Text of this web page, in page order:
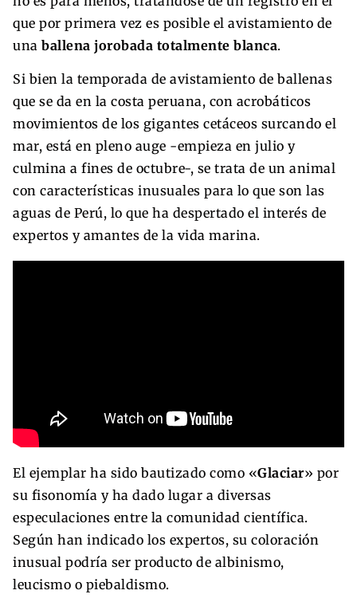
que por primera vez es posible el avistamiento de
una ballena jorobada totalmente blanca.
Si bien la temporada de avistamiento de ballenas
que se da en la costa peruana, con acrobáticos
movimientos de los gigantes cetáceos surcando el
mar, está en pleno auge -empieza en julio y
culmina a fines de octubre-, se trata de un animal
con características inusuales para lo que son las
aguas de Perú, lo que ha despertado el interés de
expertos y amantes de la vida marina.
El ejemplar ha sido bautizado como «Glaciar» por
su fisonomía y ha dado lugar a diversas
especulaciones entre la comunidad científica.
Según han indicado los expertos, su coloración
inusual podría ser producto de albinismo,
leucismo o piebaldismo.